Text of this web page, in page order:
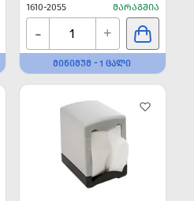
1610-2055 ᲛᲐᲠᲐᲒᲨᲘᲐ
- +
ᲛᲘᲜᲘᲛᲣᲛ - 1 ᲪᲐᲚᲘ